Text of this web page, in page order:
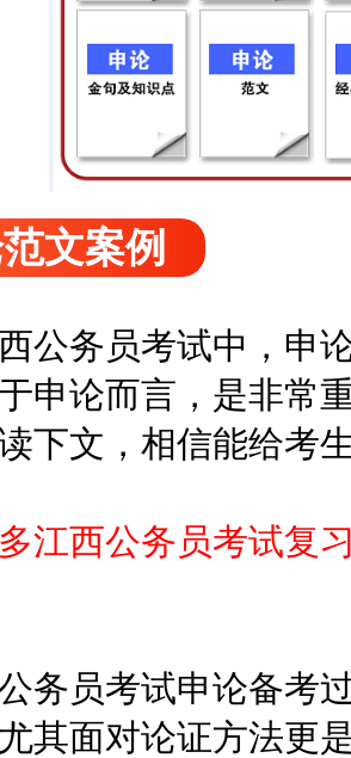
文案例
公务员考试中，申
申论而言，是非常
下文，相信能给考
江西公务员考试复
员考试申论备考过
其面对论证方法更